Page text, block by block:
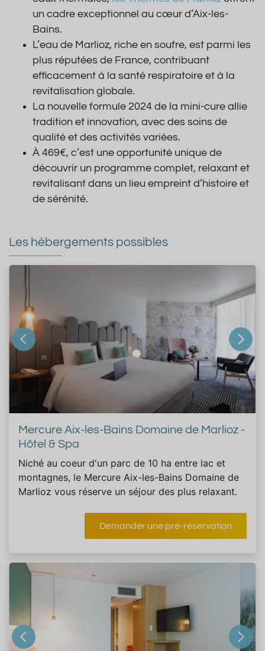
un cadre exceptionnel au cœur d’Aix-les-
Bains.
L’eau de Marlioz, riche en soufre, est parmi les
plus réputées de France, contribuant
efficacement à la santé respiratoire et à la
revitalisation globale.
La nouvelle formule 2024 de la mini-cure allie
tradition et innovation, avec des soins de
qualité et des activités variées.
À 469€, c’est une opportunité unique de
découvrir un programme complet, relaxant et
revitalisant dans un lieu empreint d’histoire et
de sérénité.
Les hébergements possibles
Mercure Aix-les-Bains Domaine de Marlioz -
Hôtel & Spa
Niché au coeur d'un parc de 10 ha entre lac et
montagnes, le Mercure Aix-les-Bains Domaine de
Marlioz vous réserve un séjour des plus relaxant.
Demander une pré-réservation